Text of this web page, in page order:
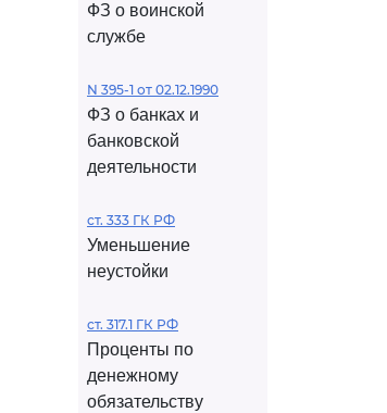
ФЗ о воинской
службе
N 395-1 от 02.12.1990
ФЗ о банках и
банковской
деятельности
ст. 333 ГК РФ
Уменьшение
неустойки
ст. 317.1 ГК РФ
Проценты по
денежному
обязательству